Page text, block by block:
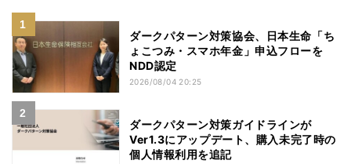
ダークパターン対策協会、日本生命「ち
ょこつみ・スマホ年金」申込フローを
NDD認定
2026/08/04 20:25
ダークパターン対策ガイドラインが
Ver1.3にアップデート、購入未完了時の
個人情報利用を追記